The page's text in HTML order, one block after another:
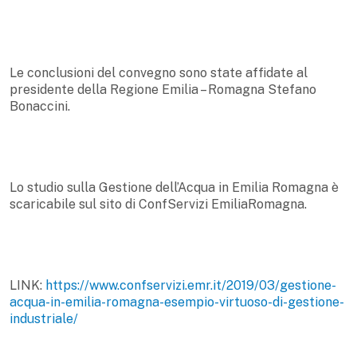
Le conclusioni del convegno sono state affidate al
presidente della Regione Emilia – Romagna Stefano
Bonaccini.
Lo studio sulla Gestione dell’Acqua in Emilia Romagna è
scaricabile sul sito di ConfServizi EmiliaRomagna.
LINK: https://www.confservizi.emr.it/2019/03/gestione-
acqua-in-emilia-romagna-esempio-virtuoso-di-gestione-
industriale/